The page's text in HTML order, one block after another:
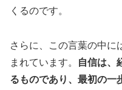
くるのです。
さらに、この言葉の中に
まれています。
自信は、
るものであり、最初の一